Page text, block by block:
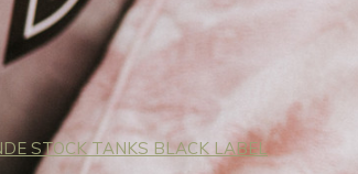
STOCK TANKS BLACK LABEL